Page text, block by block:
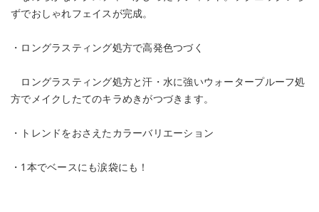
ずでおしゃれフェイスが完成。
・ロングラスティング処方で高発色つづく
ロングラスティング処方と汗・水に強いウォータープルーフ処
方でメイクしたてのキラめきがつづきます。
・トレンドをおさえたカラーバリエーション
・1本でベースにも涙袋にも！